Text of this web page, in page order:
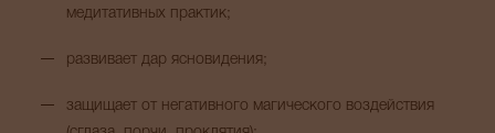
медитативных практик;
развивает дар ясновидения;
защищает от негативного магического воздействия